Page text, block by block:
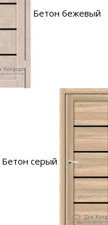
Бетон бежевый
Бетон серый